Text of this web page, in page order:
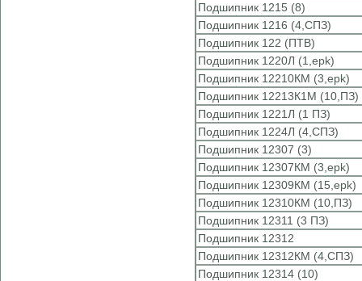
Подшипник 1215 (8)
Подшипник 1216 (4,СПЗ)
Подшипник 122 (ПТВ)
Подшипник 1220Л (1,epk)
Подшипник 12210КМ (3,epk)
Подшипник 12213К1М (10,ПЗ)
Подшипник 1221Л (1 ПЗ)
Подшипник 1224Л (4,СПЗ)
Подшипник 12307 (3)
Подшипник 12307КМ (3,epk)
Подшипник 12309КМ (15,epk)
Подшипник 12310КМ (10,ПЗ)
Подшипник 12311 (3 ПЗ)
Подшипник 12312
Подшипник 12312КМ (4,СПЗ)
Подшипник 12314 (10)